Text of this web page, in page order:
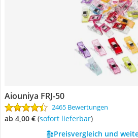
Aiouniya FRJ-50
2465 Bewertungen
ab 4,00 € ( Sofort lieferbar)
Preisvergleich und